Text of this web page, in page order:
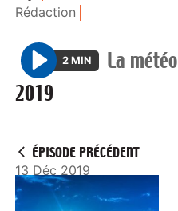
Rédaction
P
l
2 MIN La météo
2019
ÉPISODE PRÉCÉDENT
13 Déc 2019